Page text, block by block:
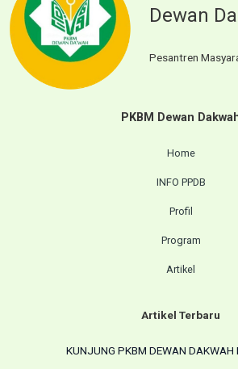
Dewan
Pesantren
PKBM Dewan
Home
INFO PPDB
Profil
Program
Artikel
Artikel Terbaru
KUNJUNG PKBM DEWAN DAKWAH